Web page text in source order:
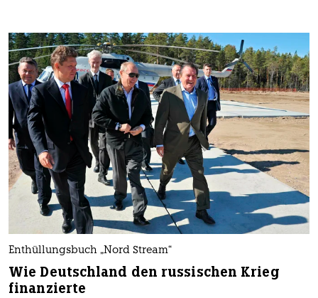
Enthüllungsbuch „Nord Stream“
Wie Deutschland den russischen Krieg
finanzierte